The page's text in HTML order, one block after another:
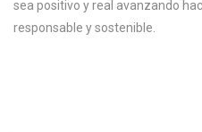
sea positivo y real avanzando
responsable y sostenible.